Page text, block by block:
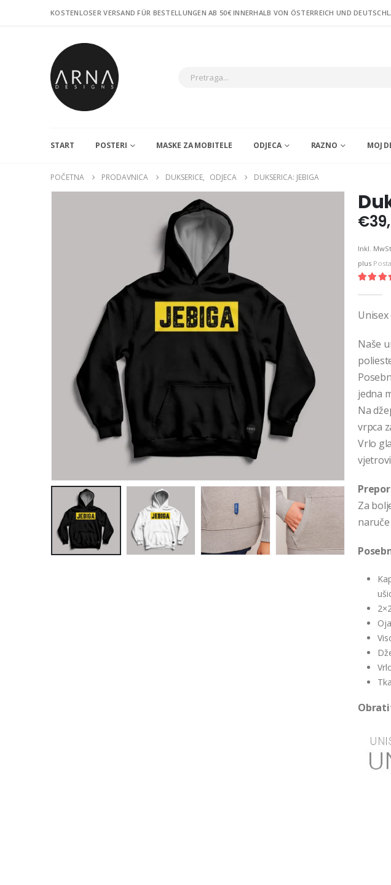
KOSTENLOSER VERSAND FÜR BESTELLUNGEN AB 50€ INNERHALB VON ÖSTERREICH UND
START POSTERI MASKE ZA MOBITELE ODJECA RAZNO MOJ
POČETNA PRODAVNICA DUKSERICE, ODJECA DUKSERICA: JEBIGA
€
Inkl.
plus
Naše
jedna
Na
vrpca
Vrlo
Za